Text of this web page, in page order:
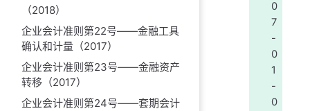
（2018）
企业会计准则第22号——金融工具
确认和计量（2017）
企业会计准则第23号——金融资产
转移（2017）
企业会计准则第24号——套期会计
0
7
-
0
1
-
0